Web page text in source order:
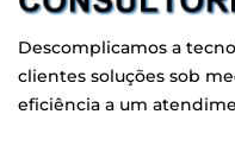
Descomplicamos a
clientes soluções sob
eficiência a um